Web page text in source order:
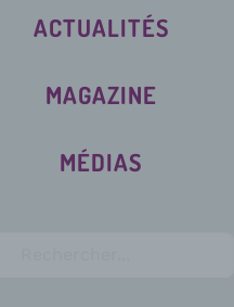
ACTUALITÉS
MAGAZINE
MÉDIAS